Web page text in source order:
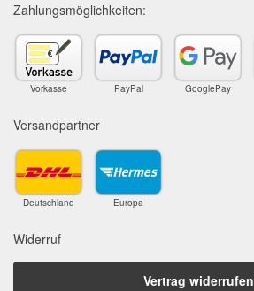
Zahlungsmöglichkeiten:
Vorkasse PayPal GooglePay
Versandpartner
Deutschland Europa
Widerruf
Vertrag widerrufen